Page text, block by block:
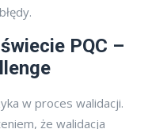
PQC –
w proces walidacji.
że walidacja